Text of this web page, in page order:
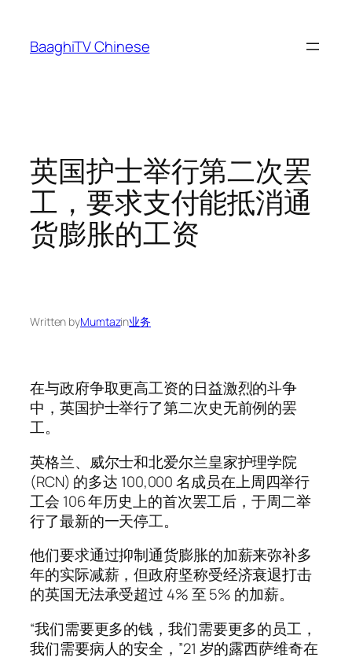
content
BaaghiTV Chinese
英国护士举行第二次罢
工，要求支付能抵消通
货膨胀的工资
Written byMumtazin业务
在与政府争取更高工资的日益激烈的斗争
中，英国护士举行了第二次史无前例的罢
工。
英格兰、威尔士和北爱尔兰皇家护理学院
(RCN) 的多达 100,000 名成员在上周四举行
工会 106 年历史上的首次罢工后，于周二举
行了最新的一天停工。
他们要求通过抑制通货膨胀的加薪来弥补多
年的实际减薪，但政府坚称受经济衰退打击
的英国无法承受超过 4% 至 5% 的加薪。
“我们需要更多的钱，我们需要更多的员工，
我们需要病人的安全，”21 岁的露西萨维奇在